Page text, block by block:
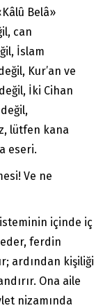
Belâ»
can
İslam
Kur’an ve
İki Cihan
lütfen kana
eseri.
Ve ne
içinde iç
ferdin
ardından kişiliği
Ona aile
nizamında